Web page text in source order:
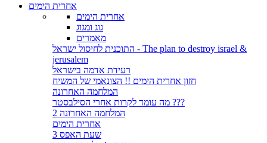
אחרית הימים
אחרית הימים
גוג ומגוג
מאמרים
התוכנית לחיסול ישראל - The plan to destroy israel &
jerusalem
רעידת אדמה בישראל
חזון אחרית הימים !! הצונאמי של המשיח
המלחמה האחרונה
מה עומד לקרות אחרי הסילבסטר ???
המלחמה האחרונה 2
אחרית הימים
שעת האפס 3